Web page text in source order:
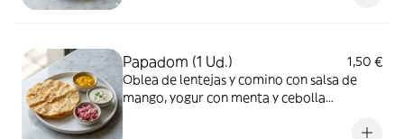
Papadom (1 Ud.)
1,50 €
Oblea de lentejas y comino con salsa de
mango, yogur con menta y cebolla